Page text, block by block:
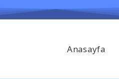
Anasayfa